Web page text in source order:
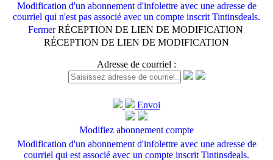
Modification d'un abonnement d'infolettre avec une adresse de
courriel qui n'est pas associé avec un compte inscrit Tintinsdeals.
Fermer RÉCEPTION DE LIEN DE MODIFICATION
RÉCEPTION DE LIEN DE MODIFICATION
Adresse de courriel :
Envoi
Modifiez abonnement compte
Modification d'un abonnement d'infolettre avec une adresse de
courriel qui est associé avec un compte inscrit Tintinsdeals.